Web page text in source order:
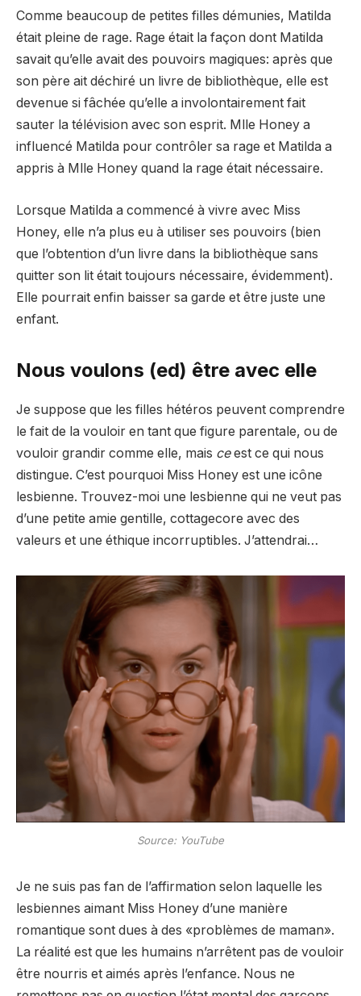
Comme beaucoup de petites filles démunies, Matilda
était pleine de rage. Rage était la façon dont Matilda
savait qu’elle avait des pouvoirs magiques: après que
son père ait déchiré un livre de bibliothèque, elle est
devenue si fâchée qu’elle a involontairement fait
sauter la télévision avec son esprit. Mlle Honey a
influencé Matilda pour contrôler sa rage et Matilda a
appris à Mlle Honey quand la rage était nécessaire.
Lorsque Matilda a commencé à vivre avec Miss
Honey, elle n’a plus eu à utiliser ses pouvoirs (bien
que l’obtention d’un livre dans la bibliothèque sans
quitter son lit était toujours nécessaire, évidemment).
Elle pourrait enfin baisser sa garde et être juste une
enfant.
Nous voulons (ed) être avec elle
Je suppose que les filles hétéros peuvent comprendre
le fait de la vouloir en tant que figure parentale, ou de
vouloir grandir comme elle, mais ceest ce qui nous
distingue. C’est pourquoi Miss Honey est une icône
lesbienne. Trouvez-moi une lesbienne qui ne veut pas
d’une petite amie gentille, cottagecore avec des
valeurs et une éthique incorruptibles. J’attendrai…
Source: YouTube
Je ne suis pas fan de l’affirmation selon laquelle les
lesbiennes aimant Miss Honey d’une manière
romantique sont dues à des «problèmes de maman».
La réalité est que les humains n’arrêtent pas de vouloir
être nourris et aimés après l’enfance. Nous ne